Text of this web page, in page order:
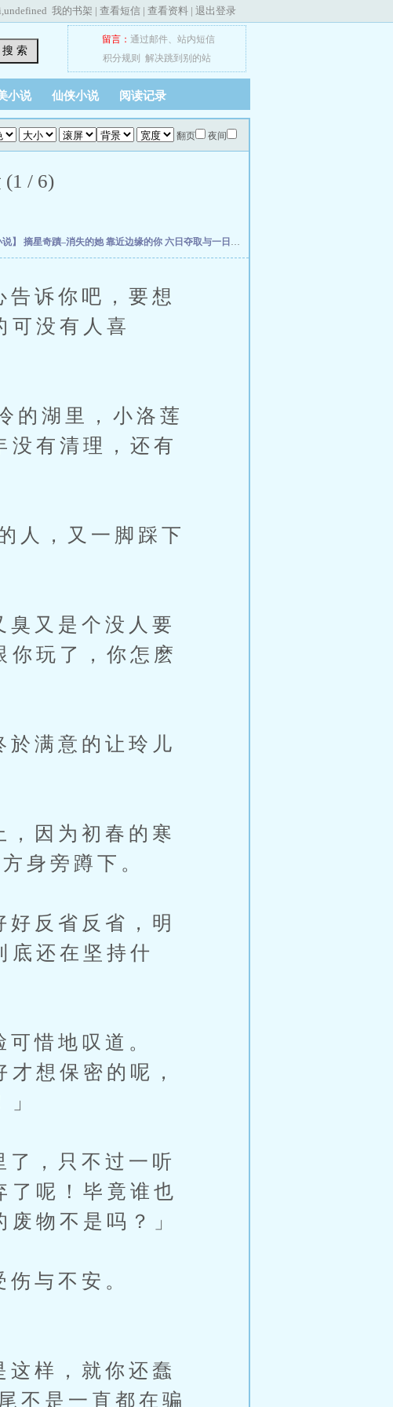
undefined 我的书架 | 查看短信 | 查看资料 | 退出登录
搜 索
留言： 通过邮件、 站内短信
积分规则
解决跳到别的站
小说 仙侠小说 阅读记录
翻页 夜间
/ 6)
】 摘星奇蹟–消失的她靠近边缘的你 六日夺取与一日安息
诉你吧，要想
可没有人喜
湖里，小洛莲
没有清理，还有
，又一脚踩下
又是个没人要
你玩了，你怎麽
满意的让玲儿
因为初春的寒
身旁蹲下。
反省反省，明
底还在坚持什
惜地叹道。
想保密的呢，
，只不过一听
了呢！毕竟谁也
物不是吗？」
与不安。
样，就你还蠢
不是一直都在骗